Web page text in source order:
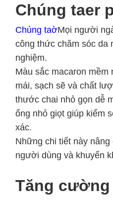
Chúng taer
Chúng taờMọi người
công thức chăm sóc da
nghiệm.
Màu sắc macaron mềm
mái, sạch sẽ và chất
thước chai nhỏ gọn dễ
ống nhỏ giọt giúp kiểm
xác.
Những chi tiết này
người dùng và khuyến
Tăng